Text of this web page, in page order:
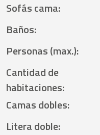
Sofás cama:
Baños:
Personas (max.):
Cantidad de
habitaciones:
Camas dobles:
Litera doble: